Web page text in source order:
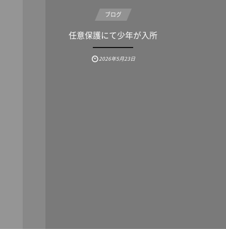
ブログ
任意保護にて少年が入所
2026年5月23日